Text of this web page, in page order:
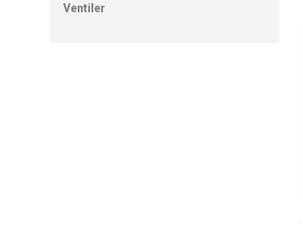
Ventiler